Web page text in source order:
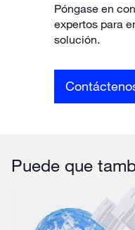
Póngase en
expertos para
solución.
Puede que